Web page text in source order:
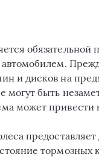
обязательной
и дисков на
быть
может привести
тормозных